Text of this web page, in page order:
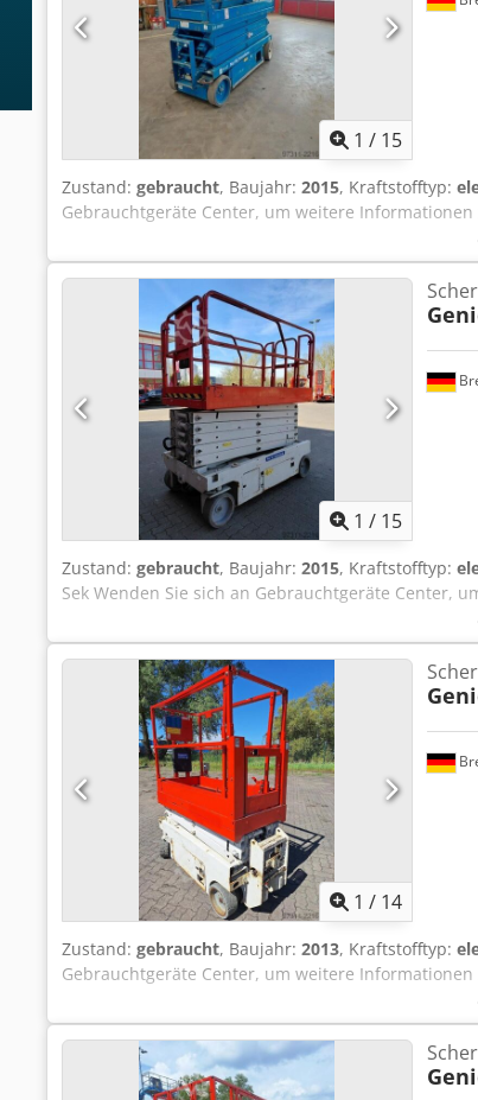
1 / 15
Zustand: gebraucht, Baujahr: 2015, Kraftstofftyp:
Gebrauchtgeräte Center, um weitere Informationen
1 / 15
Zustand: gebraucht, Baujahr: 2015, Kraftstofftyp:
Sek Wenden Sie sich an Gebrauchtgeräte Center,
1 / 14
Zustand: gebraucht, Baujahr: 2013, Kraftstofftyp:
Gebrauchtgeräte Center, um weitere Informationen